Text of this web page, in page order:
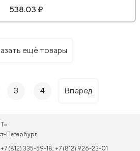
538.03 ₽
ещё товары
3 4 Вперед
Петербург,
(812) 335-59-18, +7 (812) 926-23-01